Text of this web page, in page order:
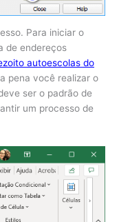
Para iniciar o
de endereços
autoescolas do
pena você realizar o
ser o padrão de
um processo de